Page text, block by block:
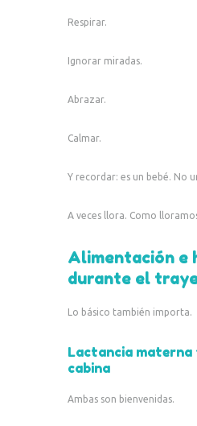
Respirar.
Ignorar miradas.
Abrazar.
Calmar.
Y recordar: es un bebé. No
A veces llora. Como
Alimentación e
durante el
Lo básico también importa.
Lactancia materna
cabina
Ambas son bienvenidas.